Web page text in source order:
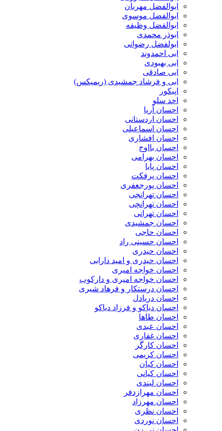
ابوالفضل مهربان
ابوالفضل موسوی
ابوالفضل وظیفه
ابوذر محمدی
ابولفضل رضوانی
ابی احمدوند
ابی بهبودی
ابی صادقی
ابی و فرشاد جمشیدی (ریمیکس)
اپیکور
احد سلو
احسان آریا
احسان اردستانی
احسان اسماعیلی
احسان افشاری
احسان بااوج
احسان بهرامی
احسان پایا
احسان پرفکت
احسان پورجعفری
احسان تهرانجی
احسان تهرانچی
احسان تهرانی
احسان جمشیدی
احسان حاجی
احسان حسینی راد
احسان حیدری
احسان حیدری و امید دارابی
احسان خواجه امیری
احسان خواجه امیری و دارکوب
احسان درستكار و فرهاد شيرى
احسان دریادل
احسان دیاکو و فرزاد دیاکو
احسان طاها
احسان عبدی
احسان غفاری
احسان کارگر
احسان کریمی
احسان کیان
احسان کیانی
احسان لیندی
احسان مهرازدفر
احسان مهرزاد
احسان نظری
احسان نوردی